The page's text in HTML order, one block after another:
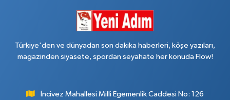
Türkiye'den ve dünyadan son dakika haberleri, köşe yazıları,
magazinden siyasete, spordan seyahate her konuda Flow!
İncivez Mahallesi Milli Egemenlik Caddesi No: 126